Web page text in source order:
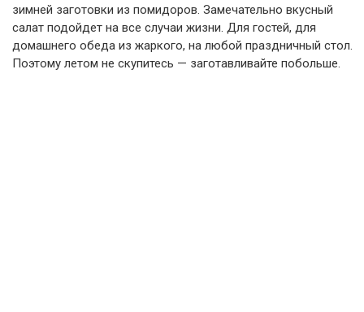
зимней заготовки из помидоров. Замечательно вкусный
салат подойдет на все случаи жизни. Для гостей, для
домашнего обеда из жаркого, на любой праздничный стол.
Поэтому летом не скупитесь — заготавливайте побольше.